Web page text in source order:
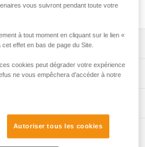
de matériel.
utiliser, avec porte-matériel,
:
par une boucle DOUBLEBACK
rapide,
type C, UIAA
vous suivront pendant toute votre
à tout moment en cliquant sur le lien «
effet en bas de page du Site.
cookies peut dégrader votre expérience
ne vous empêchera d’accéder à notre
Autoriser tous les cookies